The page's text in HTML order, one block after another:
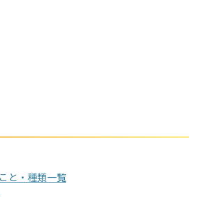
と・種類一覧